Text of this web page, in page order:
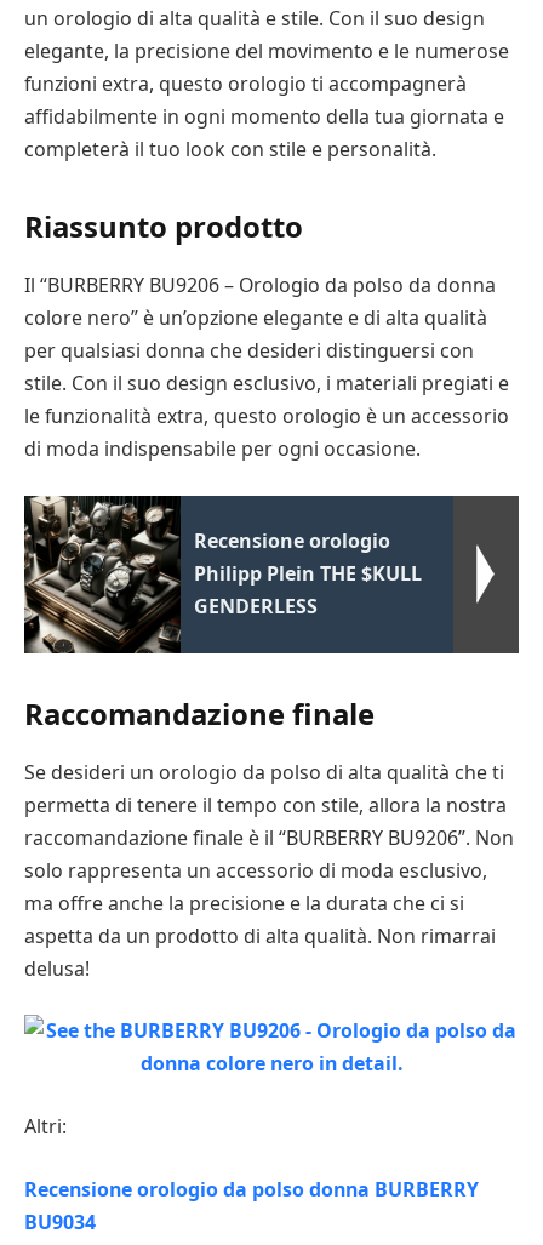
un orologio di alta qualità e stile. Con il suo design
elegante, la precisione del movimento e le numerose
funzioni extra, questo orologio ti accompagnerà
affidabilmente in ogni momento della tua giornata e
completerà il tuo look con stile e personalità.
Riassunto prodotto
Il “BURBERRY BU9206 – Orologio da polso da donna
colore nero” è un’opzione elegante e di alta qualità
per qualsiasi donna che desideri distinguersi con
stile. Con il suo design esclusivo, i materiali pregiati e
le funzionalità extra, questo orologio è un accessorio
di moda indispensabile per ogni occasione.
Recensione orologio
Philipp Plein THE $KULL
GENDERLESS
Raccomandazione finale
Se desideri un orologio da polso di alta qualità che ti
permetta di tenere il tempo con stile, allora la nostra
raccomandazione finale è il “BURBERRY BU9206”. Non
solo rappresenta un accessorio di moda esclusivo,
ma offre anche la precisione e la durata che ci si
aspetta da un prodotto di alta qualità. Non rimarrai
delusa!
Altri:
Recensione orologio da polso donna BURBERRY
BU9034